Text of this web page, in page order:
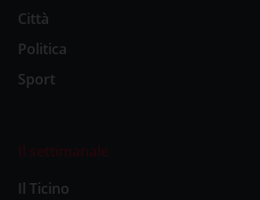
Città
Politica
Sport
Il settimanale
Il Ticino